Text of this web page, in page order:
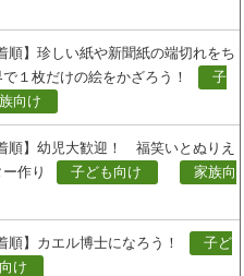
順】珍しい紙や新聞紙の端切れをち
１枚だけの絵をかざろう！
子
向け
順】幼児大歓迎！ 福笑いとぬりえ
作り
子ども向け
家族向
順】カエル博士になろう！
子ど
け